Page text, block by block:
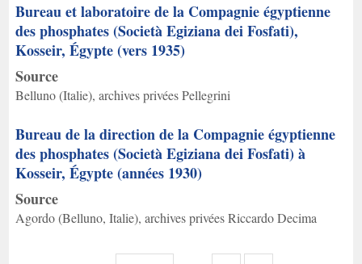
Bureau et laboratoire de la Compagnie égyptienne
des phosphates (Società Egiziana dei Fosfati),
Kosseir, Égypte (vers 1935)
Source
Belluno (Italie), archives privées Pellegrini
Bureau de la direction de la Compagnie égyptienne
des phosphates (Società Egiziana dei Fosfati) à
Kosseir, Égypte (années 1930)
Source
Agordo (Belluno, Italie), archives privées Riccardo Decima